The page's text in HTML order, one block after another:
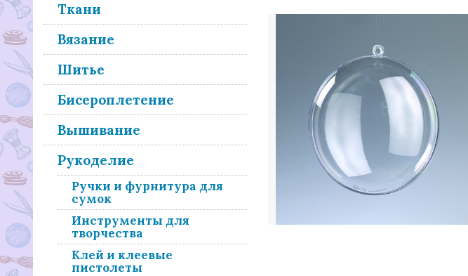
Ткани
Вязание
Шитье
Бисероплетение
Вышивание
Рукоделие
Ручки и фурнитура для
сумок
Инструменты для
творчества
Клей и клеевые
пистолеты